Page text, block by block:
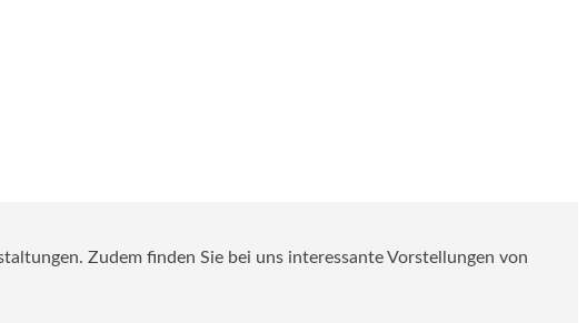
Zudem finden Sie bei uns interessante Vorstellungen von